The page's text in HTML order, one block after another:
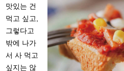
맛있는 건
먹고 싶고,
그렇다고
밖에 나가
서 사 먹고
싶지는 않